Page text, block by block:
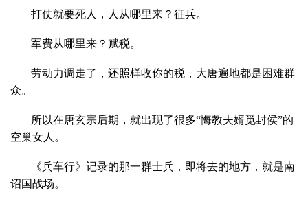
打仗就要死人，人从哪里来？征兵。
军费从哪里来？赋税。
劳动力调走了，还照样收你的税，大唐遍地都是困难群
众。
所以在唐玄宗后期，就出现了很多“悔教夫婿觅封侯”的
空巢女人。
《兵车行》记录的那一群士兵，即将去的地方，就是南
诏国战场。